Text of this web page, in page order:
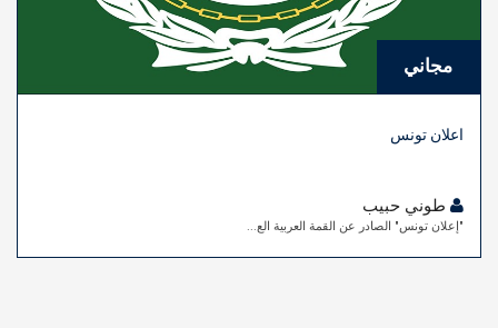
مجاني
اعلان تونس
"إعلان تونس" الصادر عن القمة العربية الع...